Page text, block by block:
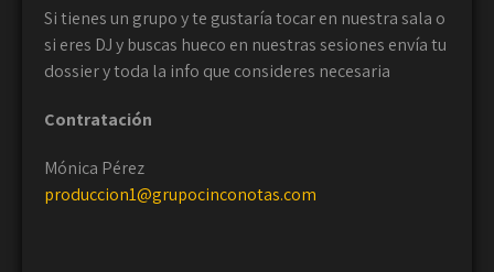
Si tienes un grupo y te gustaría tocar en nuestra sala o
si eres DJ y buscas hueco en nuestras sesiones envía tu
dossier y toda la info que consideres necesaria
Contratación
Mónica Pérez
produccion1@grupocinconotas.com